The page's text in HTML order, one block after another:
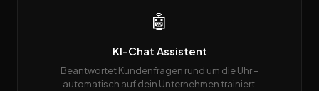
🤖
KI-Chat Assistent
Beantwortet Kundenfragen rund um die Uhr –
automatisch auf dein Unternehmen trainiert.